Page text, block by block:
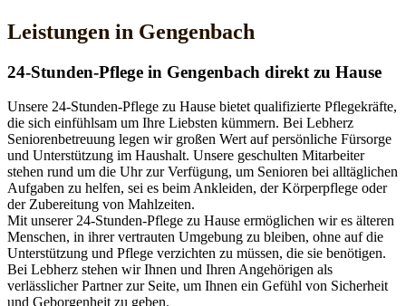
Leistungen in Gengenbach
24-Stunden-Pflege in Gengenbach direkt zu Hause
Unsere 24-Stunden-Pflege zu Hause bietet qualifizierte Pflegekräfte,
die sich einfühlsam um Ihre Liebsten kümmern. Bei Lebherz
Seniorenbetreuung legen wir großen Wert auf persönliche Fürsorge
und Unterstützung im Haushalt. Unsere geschulten Mitarbeiter
stehen rund um die Uhr zur Verfügung, um Senioren bei alltäglichen
Aufgaben zu helfen, sei es beim Ankleiden, der Körperpflege oder
der Zubereitung von Mahlzeiten.
Mit unserer 24-Stunden-Pflege zu Hause ermöglichen wir es älteren
Menschen, in ihrer vertrauten Umgebung zu bleiben, ohne auf die
Unterstützung und Pflege verzichten zu müssen, die sie benötigen.
Bei Lebherz stehen wir Ihnen und Ihren Angehörigen als
verlässlicher Partner zur Seite, um Ihnen ein Gefühl von Sicherheit
und Geborgenheit zu geben.